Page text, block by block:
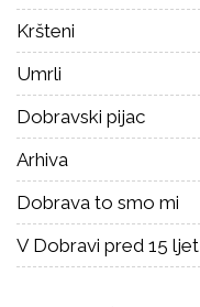
Kršteni
Umrli
Dobravski pijac
Arhiva
Dobrava to smo mi
V Dobravi pred 15 ljet